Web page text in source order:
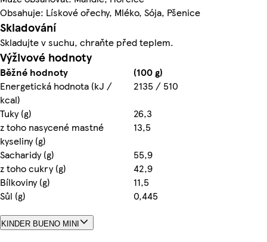
Obsahuje: Lískové ořechy, Mléko, Sója, Pšenice
Skladování
Skladujte v suchu, chraňte před teplem.
Výživové hodnoty
Běžné hodnoty
(100 g)
Energetická hodnota (kJ /
kcal)
2135 / 510
Tuky (g)
26,3
z toho nasycené mastné
kyseliny (g)
13,5
Sacharidy (g)
55,9
z toho cukry (g)
42,9
Bílkoviny (g)
11,5
Sůl (g)
0,445
KINDER BUENO MINI